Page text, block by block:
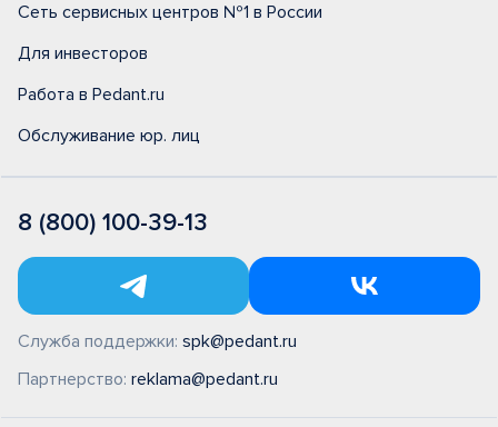
Сеть сервисных центров №1 в России
Для инвесторов
Работа в Pedant.ru
Обслуживание юр. лиц
8 (800) 100-39-13
Служба поддержки: spk@pedant.ru
Партнерство: reklama@pedant.ru